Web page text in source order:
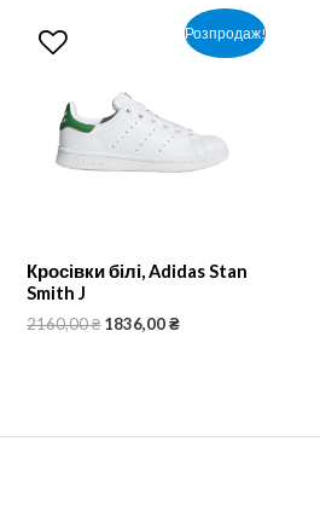
Розпродаж!
Кросівки білі, Adidas Stan
Smith J
2160,00₴ 1836,00₴